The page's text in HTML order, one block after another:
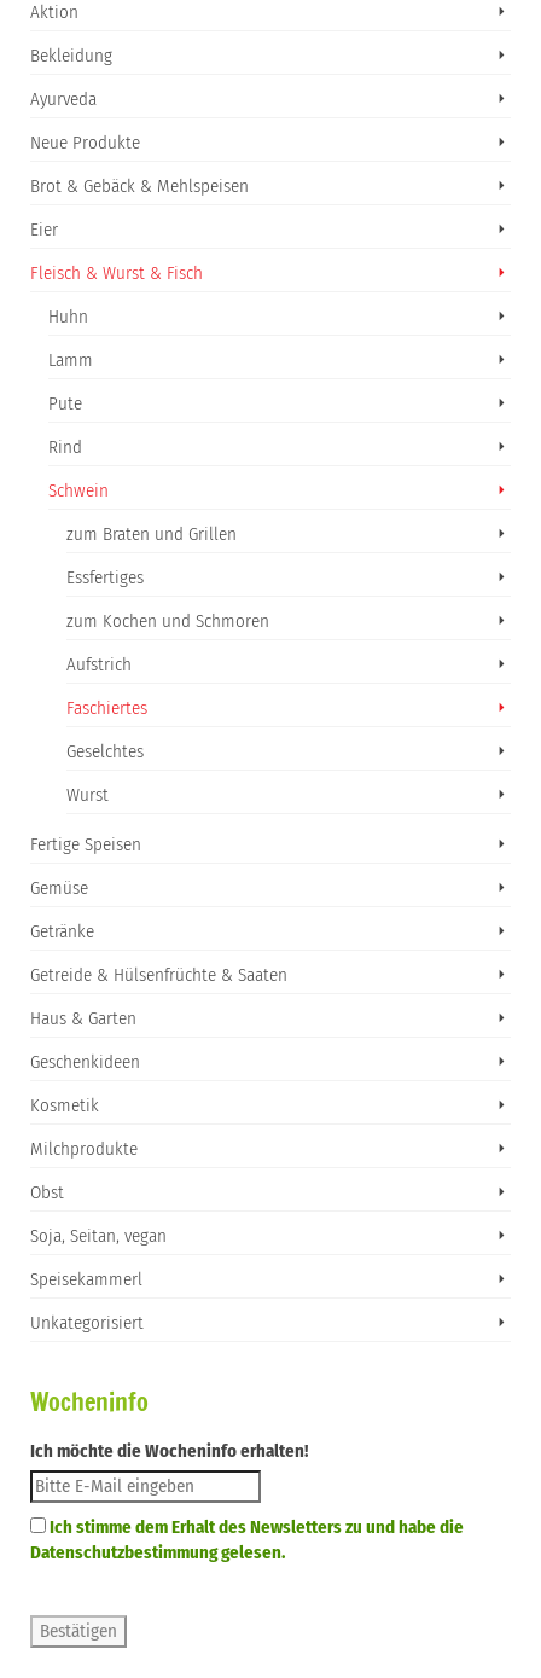
Aktion
Bekleidung
Ayurveda
Neue Produkte
Brot & Gebäck & Mehlspeisen
Eier
Fleisch & Wurst & Fisch
Huhn
Lamm
Pute
Rind
Schwein
zum Braten und Grillen
Essfertiges
zum Kochen und Schmoren
Aufstrich
Faschiertes
Geselchtes
Wurst
Fertige Speisen
Gemüse
Getränke
Getreide & Hülsenfrüchte & Saaten
Haus & Garten
Geschenkideen
Kosmetik
Milchprodukte
Obst
Soja, Seitan, vegan
Speisekammerl
Unkategorisiert
Wocheninfo
Ich möchte die Wocheninfo erhalten!
Ich stimme dem Erhalt des Newsletters zu und habe die
Datenschutzbestimmung gelesen.